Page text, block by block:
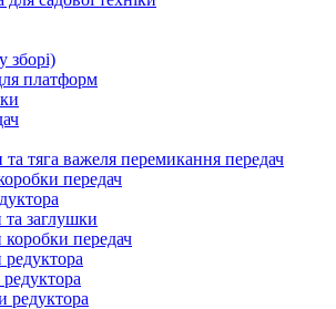
зборі)
платформ
тяга важеля перемикання передач
передач
заглушки
передач
редуктора